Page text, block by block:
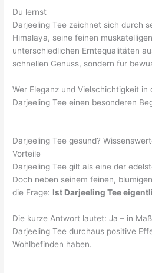
Du lernst
Darjeeling Tee zeichnet sich durch
Himalaya, seine feinen
unterschiedlichen Erntequalitäten
schnellen Genuss, sondern für
Wer Eleganz und Vielschichtigkeit
Darjeeling Tee einen besonderen
Darjeeling Tee gesund?
Vorteile
Darjeeling Tee gilt als eine der
Doch neben seinem feinen,
die Frage: Ist Darjeeling Tee
Die kurze Antwort lautet: Ja – in
Darjeeling Tee durchaus positive
Wohlbefinden haben.